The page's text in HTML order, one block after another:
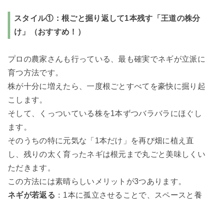
スタイル①：根ごと掘り返して1本残す「王道の株分
け」（おすすめ！）
プロの農家さんも行っている、最も確実でネギが立派に
育つ方法です。
株が十分に増えたら、一度根ごとすべてを豪快に掘り起
こします。
そして、くっついている株を1本ずつバラバラにほぐし
ます。
そのうちの特に元気な「1本だけ」を再び畑に植え直
し、残りの太く育ったネギは根元まで丸ごと美味しくい
ただきます。
この方法には素晴らしいメリットが3つあります。
ネギが若返る ：1本に孤立させることで、スペースと養